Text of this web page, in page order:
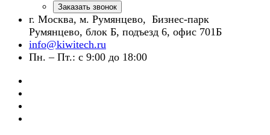
Заказать звонок
г. Москва, м. Румянцево, Бизнес-парк
Румянцево, блок Б, подъезд 6, офис 701Б
info@kiwitech.ru
Пн. – Пт.: с 9:00 до 18:00